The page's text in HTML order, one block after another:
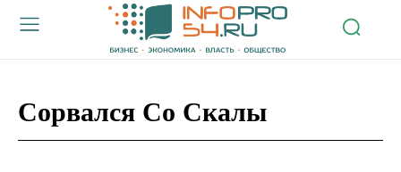
Сорвался Со Скалы